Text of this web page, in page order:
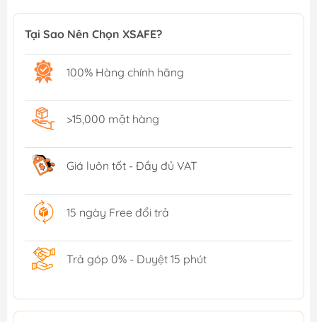
Tại Sao Nên Chọn XSAFE?
100% Hàng chính hãng
>15,000 mặt hàng
Giá luôn tốt - Đầy đủ VAT
15 ngày Free đổi trả
Trả góp 0% - Duyệt 15 phút